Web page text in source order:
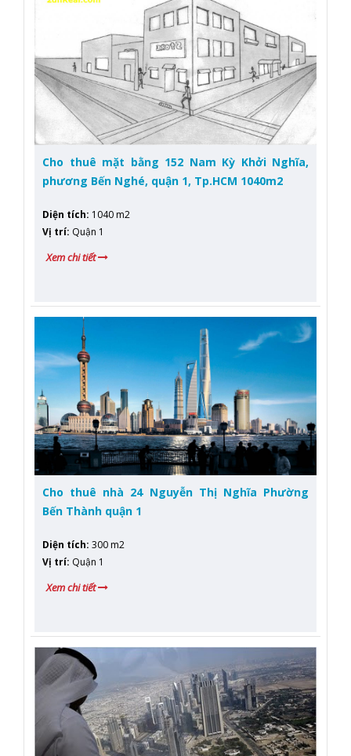
Cho thuê mặt bằng 152 Nam Kỳ Khởi Nghĩa,
phương Bến Nghé, quận 1, Tp.HCM 1040m2
Diện tích: 1040 m2
Vị trí: Quận 1
Xem chi tiết
Cho thuê nhà 24 Nguyễn Thị Nghĩa Phường
Bến Thành quận 1
Diện tích: 300 m2
Vị trí: Quận 1
Xem chi tiết